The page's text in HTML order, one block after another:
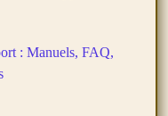
: Manuels, FAQ,